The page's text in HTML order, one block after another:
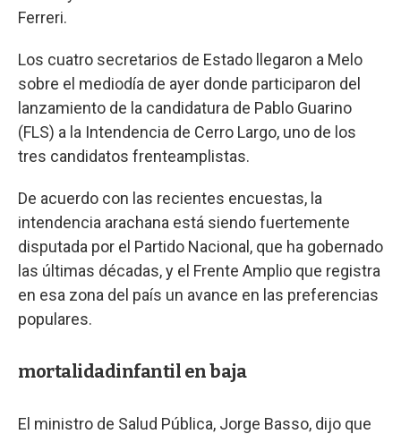
Ferreri.
Los cuatro secretarios de Estado llegaron a Melo
sobre el mediodía de ayer donde participaron del
lanzamiento de la candidatura de Pablo Guarino
(FLS) a la Intendencia de Cerro Largo, uno de los
tres candidatos frenteamplistas.
De acuerdo con las recientes encuestas, la
intendencia arachana está siendo fuertemente
disputada por el Partido Nacional, que ha gobernado
las últimas décadas, y el Frente Amplio que registra
en esa zona del país un avance en las preferencias
populares.
mortalidadinfantil en baja
El ministro de Salud Pública, Jorge Basso, dijo que